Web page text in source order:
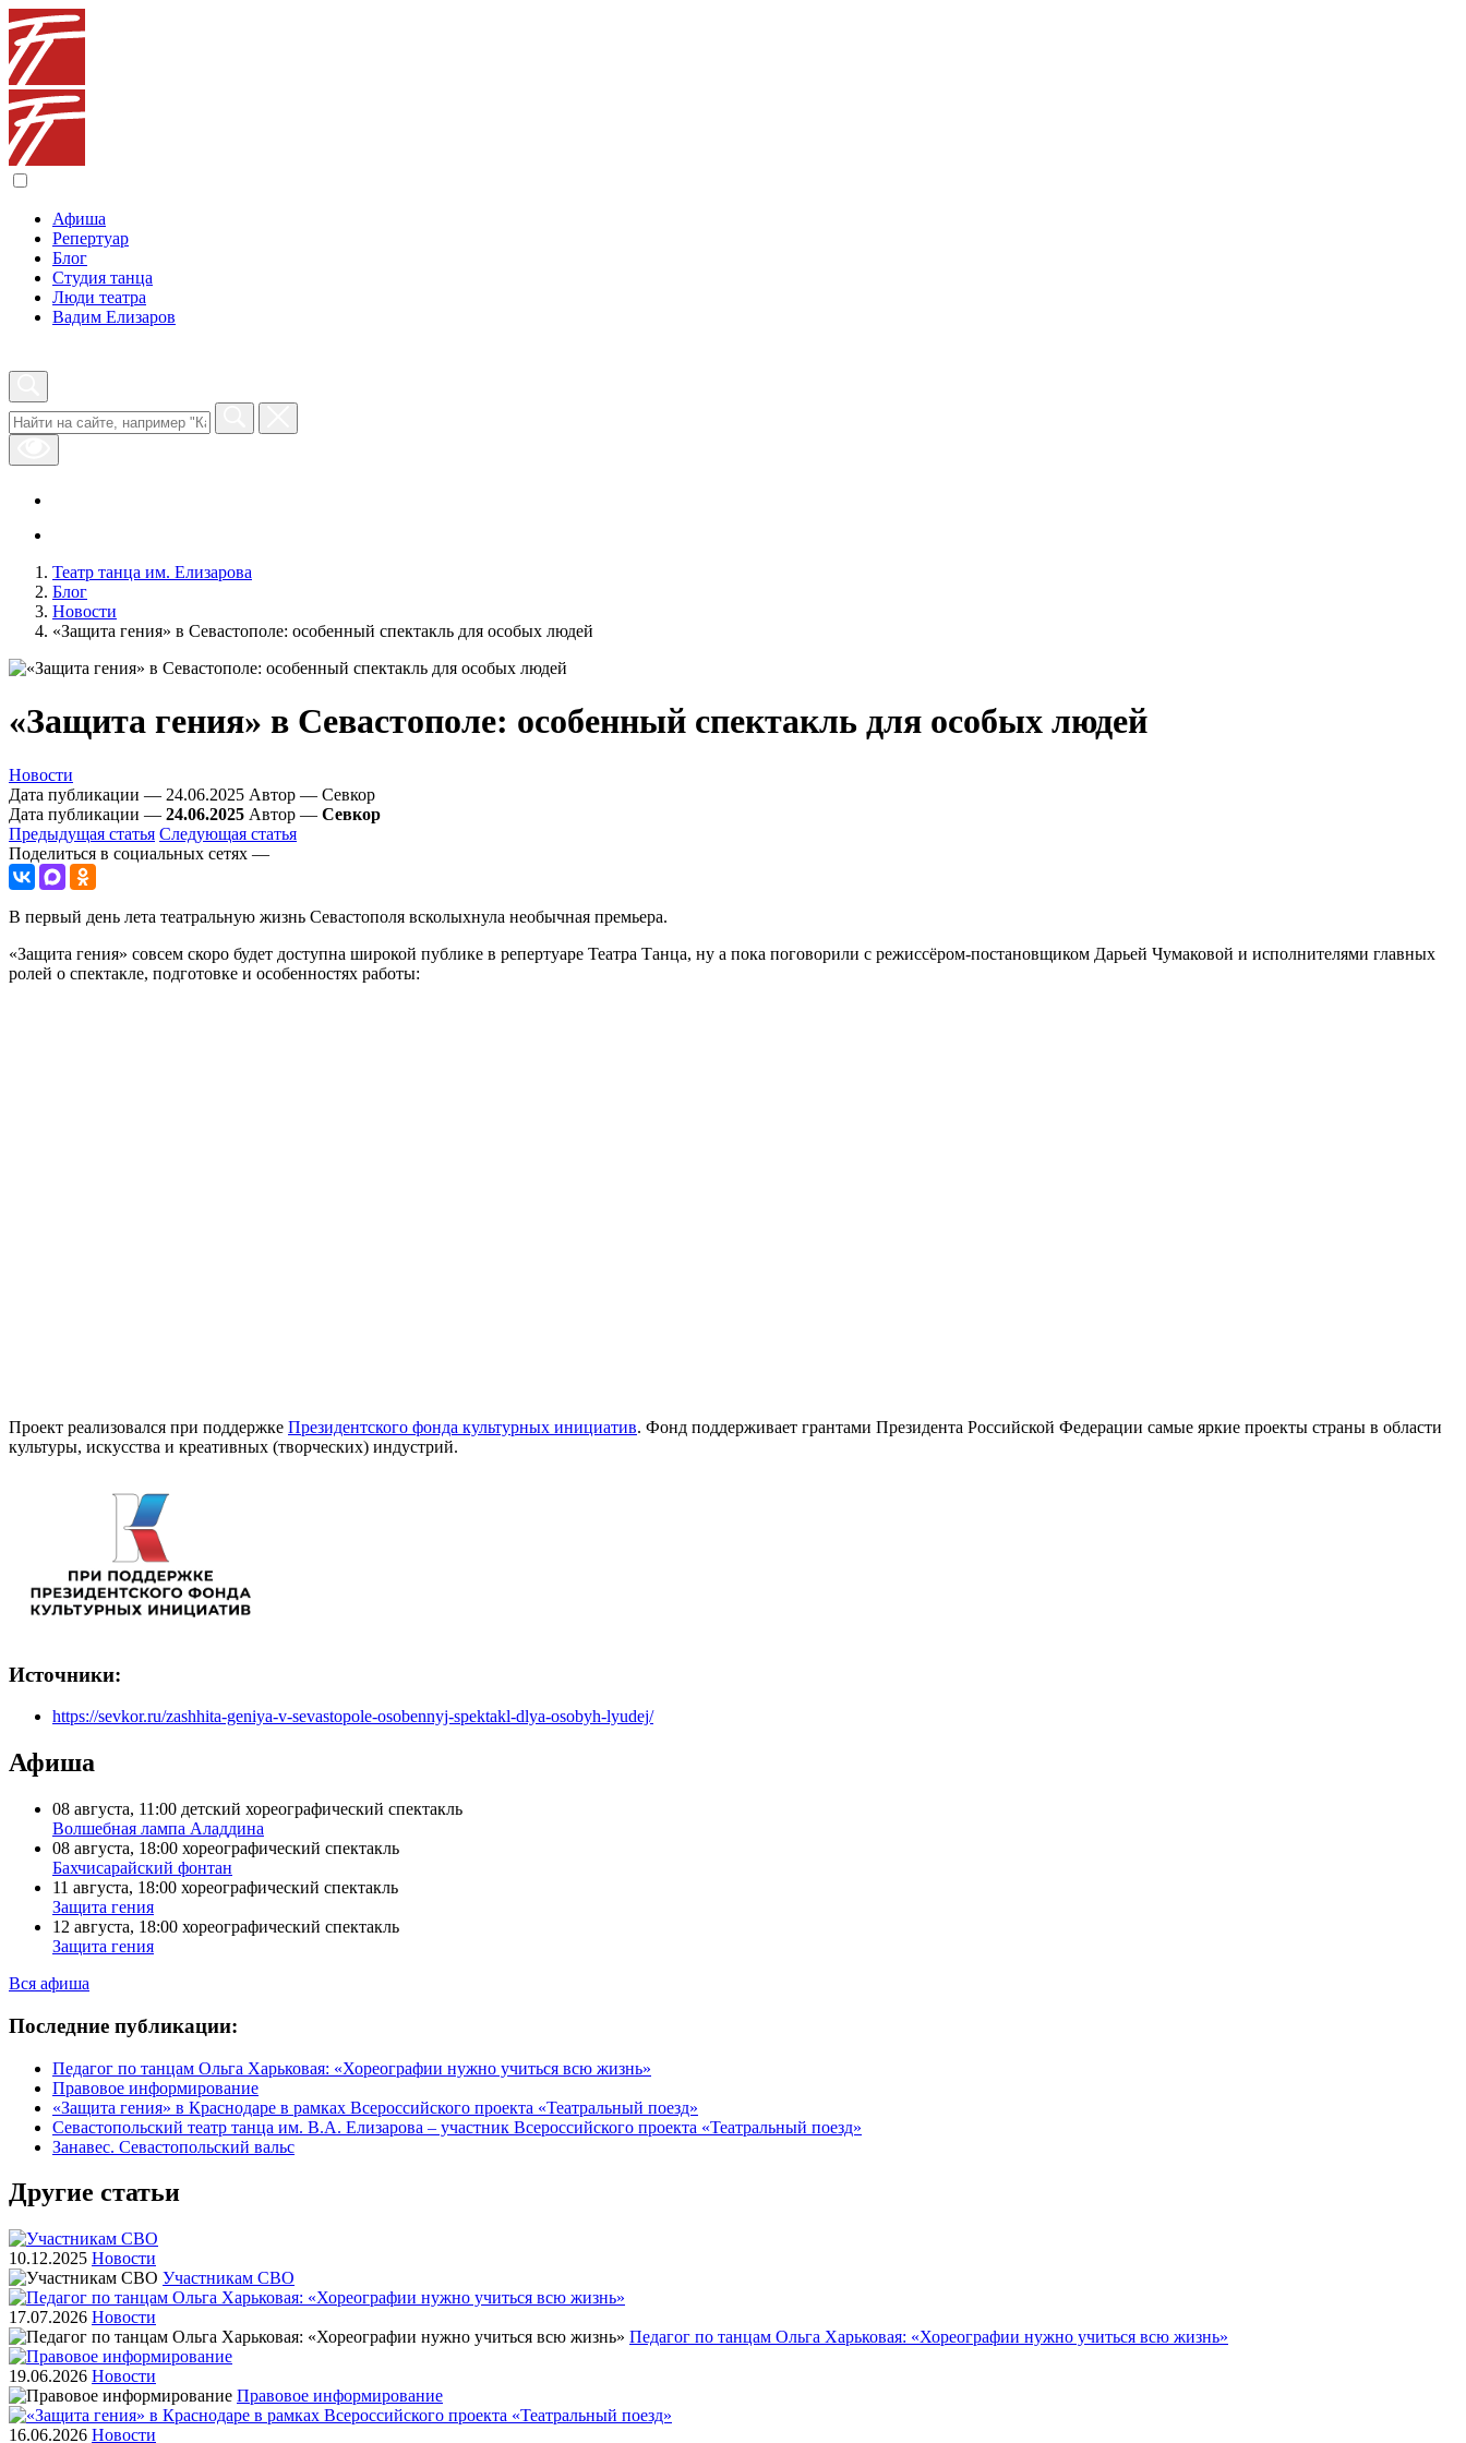
Афиша
Репертуар
Блог
Студия танца
Люди театра
Вадим Елизаров
Театр танца им. Елизарова
Блог
Новости
«Защита гения» в Севастополе: особенный спектакль для особых людей
«Защита гения» в Севастополе: особенный спектакль для особых людей
Новости
Дата публикации — 24.06.2025 Автор — Севкор
Дата публикации — 24.06.2025 Автор — Севкор
Предыдущая статья Следующая статья
Поделиться в социальных сетях —
В первый день лета театральную жизнь Севастополя всколыхнула необычная премьера.
«Защита гения» совсем скоро будет доступна широкой публике в репертуаре Театра Танца, ну а пока поговорили с режиссёром-постановщиком Дарьей Чумаковой и исполнителями главных
ролей о спектакле, подготовке и особенностях работы:
Проект реализовался при поддержке Президентского фонда культурных инициатив. Фонд поддерживает грантами Президента Российской Федерации самые яркие проекты страны в области
культуры, искусства и креативных (творческих) индустрий.
Источники:
https://sevkor.ru/zashhita-geniya-v-sevastopole-osobennyj-spektakl-dlya-osobyh-lyudej/
Афиша
08 августа, 11:00 детский хореографический спектакль
Волшебная лампа Аладдина
08 августа, 18:00 хореографический спектакль
Бахчисарайский фонтан
11 августа, 18:00 хореографический спектакль
Защита гения
12 августа, 18:00 хореографический спектакль
Защита гения
Вся афиша
Последние публикации:
Педагог по танцам Ольга Харьковая: «Хореографии нужно учиться всю жизнь»
Правовое информирование
«Защита гения» в Краснодаре в рамках Всероссийского проекта «Театральный поезд»
Севастопольский театр танца им. В.А. Елизарова – участник Всероссийского проекта «Театральный поезд»
Занавес. Севастопольский вальс
Другие статьи
10.12.2025 Новости
Участникам СВО
17.07.2026 Новости
Педагог по танцам Ольга Харьковая: «Хореографии нужно учиться всю жизнь»
19.06.2026 Новости
Правовое информирование
16.06.2026 Новости